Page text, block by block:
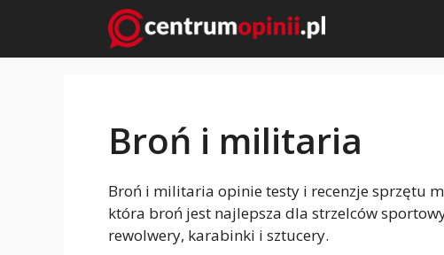
treści
Broń i militaria
Broń i militaria opinie testy i recenzje sprzętu
która broń jest najlepsza dla strzelców
rewolwery, karabinki i sztucery.